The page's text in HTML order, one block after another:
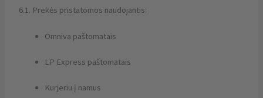
6.1. Prekės pristatomos naudojantis:
Omniva paštomatais
LP Express paštomatais
Kurjeriu į namus